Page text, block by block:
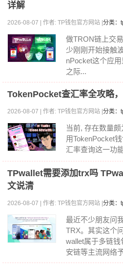
详解
2026-08-07 | 作者: TP钱包官方网站 | 分类：
做TRON链上交
少刚刚开始接触
nPocket这个应
之际...
TokenPocket查汇率全攻略
2026-08-07 | 作者: TP钱包官方网站 | 分类：
当前, 存在数量
用TokenPocket
汇率查询这一功
TPwallet需要添加trx吗
文说清
2026-08-07 | 作者: TP钱包官方网站 | 分类：
最近不少朋友问
TRX。其实这个
wallet属于多链
安链等主流网络